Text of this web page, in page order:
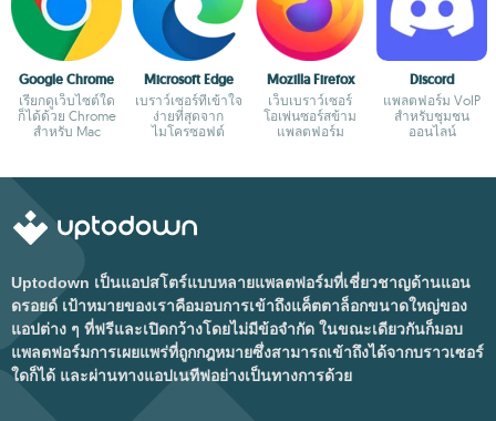
Google Chrome
เรียกดูเว็บไซต์ใด
ก็ได้ด้วย Chrome
สำหรับ Mac
Microsoft Edge
เบราว์เซอร์ที่เข้าใจ
ง่ายที่สุดจาก
ไมโครซอฟต์
Mozilla Firefox
เว็บเบราว์เซอร์
โอเพ่นซอร์สข้าม
แพลตฟอร์ม
Discord
แพลตฟอร์ม VoIP
สำหรับชุมชน
ออนไลน์
Uptodown เป็นแอปสโตร์แบบหลายแพลตฟอร์มที่เชี่ยวชาญด้านแอน
ดรอยด์ เป้าหมายของเราคือมอบการเข้าถึงแค็ตตาล็อกขนาดใหญ่ของ
แอปต่าง ๆ ที่ฟรีและเปิดกว้างโดยไม่มีข้อจำกัด ในขณะเดียวกันก็มอบ
แพลตฟอร์มการเผยแพร่ที่ถูกกฎหมายซึ่งสามารถเข้าถึงได้จากบราวเซอร์
ใดก็ได้ และผ่านทางแอปเนทีฟอย่างเป็นทางการด้วย